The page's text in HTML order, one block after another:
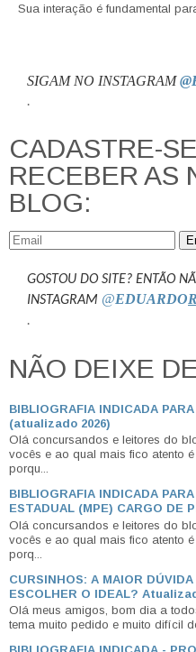
Sua interação é fundamental
SIGAM NO INSTAGRAM
.
CADASTRE-
RECEBER AS
BLOG:
GOSTOU DO SITE? ENTÃO
INSTAGRAM @EDUARDOR
.
NÃO DEIXE
BIBLIOGRAFIA INDICADA
(atualizado 2026)
Olá concursandos e leitores do
vocês e ao qual mais fico atento
porqu...
BIBLIOGRAFIA INDICADA
ESTADUAL (MPE) CARGO DE
Olá concursandos e leitores do
vocês e ao qual mais fico atento
porq...
CURSINHOS: A MAIOR
ESCOLHER O IDEAL?
Olá meus amigos, bom dia a
tema muito pedido e muito difícil